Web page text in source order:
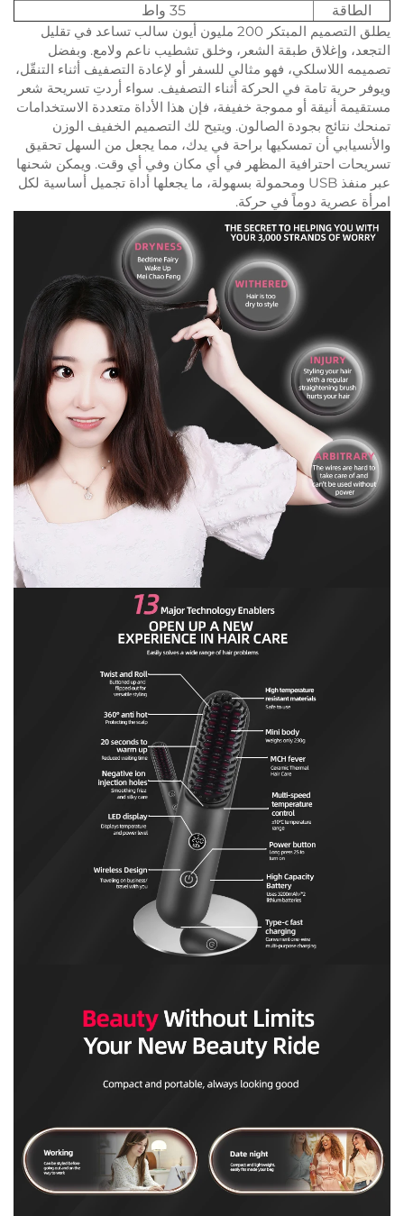
الطاقة
35 واط
يطلق التصميم المبتكر 200 مليون أيون سالب تساعد في تقليل
التجعد، وإغلاق طبقة الشعر، وخلق تشطيب ناعم ولامع. وبفضل
تصميمه اللاسلكي، فهو مثالي للسفر أو لإعادة التصفيف أثناء التنقّل،
ويوفر حرية تامة في الحركة أثناء التصفيف. سواء أردتِ تسريحة شعر
مستقيمة أنيقة أو مموجة خفيفة، فإن هذا الأداة متعددة الاستخدامات
تمنحك نتائج بجودة الصالون. ويتيح لك التصميم الخفيف الوزن
والأنسيابي أن تمسكيها براحة في يدك، مما يجعل من السهل تحقيق
تسريحات احترافية المظهر في أي مكان وفي أي وقت. ويمكن شحنها
عبر منفذ USB ومحمولة بسهولة، ما يجعلها أداة تجميل أساسية لكل
امرأة عصرية دوماً في حركة.